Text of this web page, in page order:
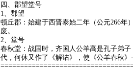
四、郡望堂号
1、郡望
顿丘郡：始建于西晋泰始二年（公元266年
废。
2、堂号
春秋堂：战国时，齐国人公羊高是孔子弟
代，何休又作了《解诂》，使《公羊春秋》